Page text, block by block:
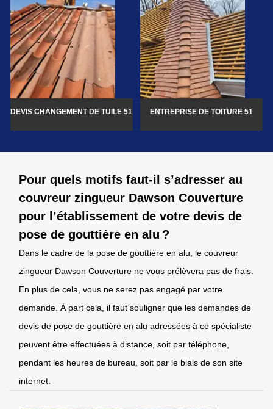
DEVIS CHANGEMENT DE TUILE 51 ENTREPRISE DE TOITURE 51
Pour quels motifs faut-il s’adresser au
couvreur zingueur Dawson Couverture
pour l’établissement de votre devis de
pose de gouttière en alu ?
Dans le cadre de la pose de gouttière en alu, le couvreur
zingueur Dawson Couverture ne vous prélèvera pas de frais.
En plus de cela, vous ne serez pas engagé par votre
demande. À part cela, il faut souligner que les demandes de
devis de pose de gouttière en alu adressées à ce spécialiste
peuvent être effectuées à distance, soit par téléphone,
pendant les heures de bureau, soit par le biais de son site
internet.